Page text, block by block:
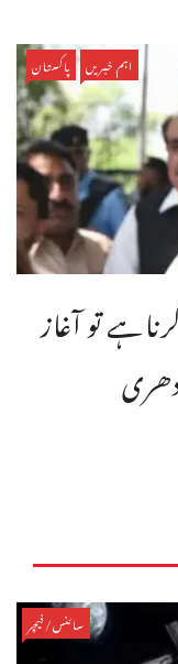
اہم خبریں پاکستان
تو آغاز
سائنس/فیچر